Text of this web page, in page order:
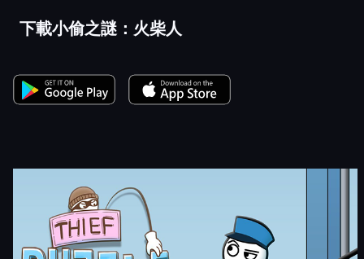
下載小偷之謎：火柴人